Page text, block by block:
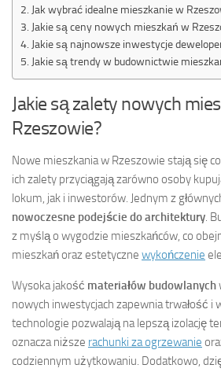
Jak wybrać idealne mieszkanie w
Jakie są ceny nowych mieszkań w
Jakie są najnowsze inwestycje
Jakie są trendy w budownictwie
Jakie są zalety nowych
Rzeszowie?
Nowe mieszkania w Rzeszowie stają się
ich zalety przyciągają zarówno osoby
lokum, jak i inwestorów. Jednym z
nowoczesne podejście do architektury.
z myślą o wygodzie mieszkańców, co
mieszkań oraz estetyczne wykończenie
Wysoka jakość materiałów budowlanych
nowych inwestycjach zapewnia trwałość i
technologie pozwalają na lepszą izolację
oznacza niższe rachunki za ogrzewanie
codziennym użytkowaniu. Dodatkowo,